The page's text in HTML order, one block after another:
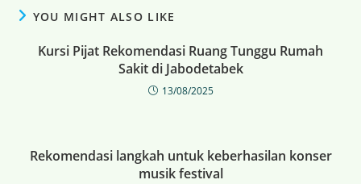
YOU MIGHT ALSO LIKE
Kursi Pijat Rekomendasi Ruang Tunggu Rumah
Sakit di Jabodetabek
13/08/2025
Rekomendasi langkah untuk keberhasilan konser
musik festival